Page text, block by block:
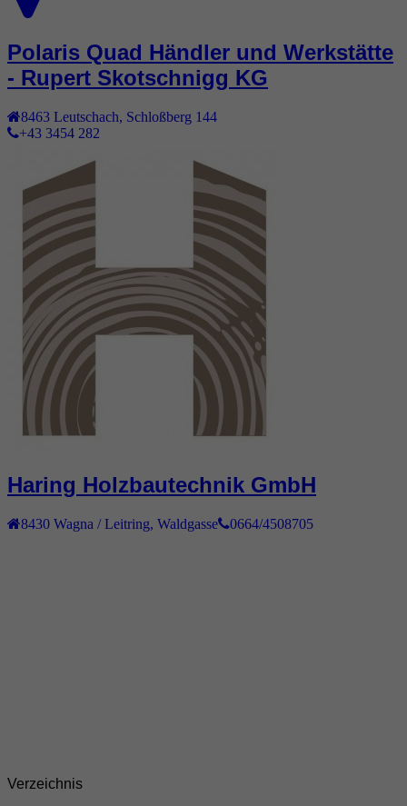
Polaris Quad Händler und Werkstätte
- Rupert Skotschnigg KG
8463 Leutschach, Schloßberg 144
+43 3454 282
Haring Holzbautechnik GmbH
8430 Wagna / Leitring Waldgasse 0664/4508705
Verzeichnis